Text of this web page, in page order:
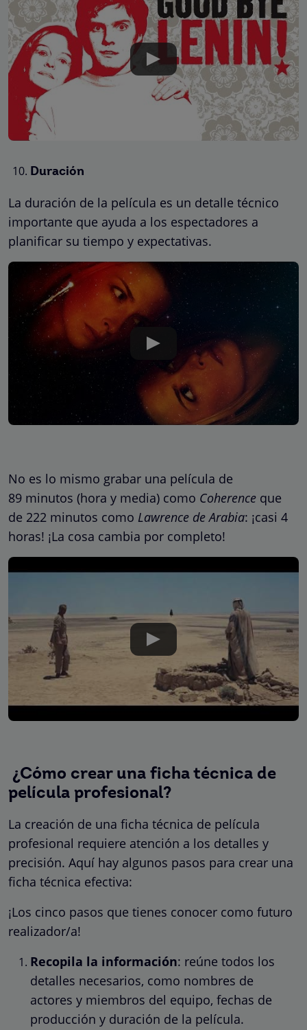
Duración
La duración de la película es un detalle técnico
importante que ayuda a los espectadores a
planificar su tiempo y expectativas.
No es lo mismo grabar una película de
89 minutos (hora y media) como Coherence que
de 222 minutos como Lawrence de Arabia: ¡casi 4
horas! ¡La cosa cambia por completo!
¿Cómo crear una ficha técnica de
película profesional?
La creación de una ficha técnica de película
profesional requiere atención a los detalles y
precisión. Aquí hay algunos pasos para crear una
ficha técnica efectiva:
¡Los cinco pasos que tienes conocer como futuro
realizador/a!
Recopila la información: reúne todos los
detalles necesarios, como nombres de
actores y miembros del equipo, fechas de
producción y duración de la película.